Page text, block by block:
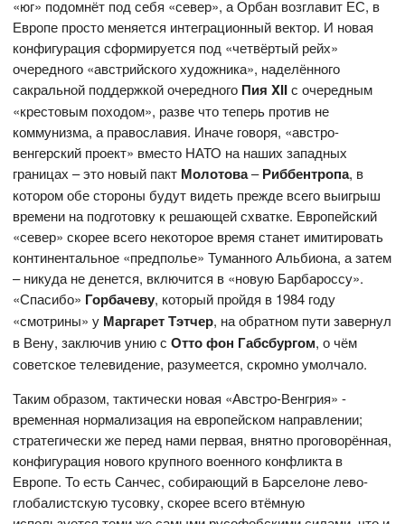
«юг» подомнёт под себя «север», а Орбан возглавит ЕС, в
Европе просто меняется интеграционный вектор. И новая
конфигурация сформируется под «четвёртый рейх»
очередного «австрийского художника», наделённого
сакральной поддержкой очередного ПияXIIс очередным
«крестовым походом», разве что теперь против не
коммунизма, а православия. Иначе говоря, «австро-
венгерский проект» вместо НАТО на наших западных
границах – это новый пакт Молотова–Риббентропа, в
котором обе стороны будут видеть прежде всего выигрыш
времени на подготовку к решающей схватке. Европейский
«север» скорее всего некоторое время станет имитировать
континентальное «предполье» Туманного Альбиона, а затем
– никуда не денется, включится в «новую Барбароссу».
«Спасибо» Горбачеву, который пройдя в 1984 году
«смотрины» у Маргарет Тэтчер, на обратном пути завернул
в Вену, заключив унию сОтто фон Габсбургом, о чём
советское телевидение, разумеется, скромно умолчало.
Таким образом, тактически новая «Австро-Венгрия» -
временная нормализация на европейском направлении;
стратегически же перед нами первая, внятно проговорённая,
конфигурация нового крупного военного конфликта в
Европе. То есть Санчес, собирающий в Барселоне лево-
глобалистскую тусовку, скорее всего втёмную